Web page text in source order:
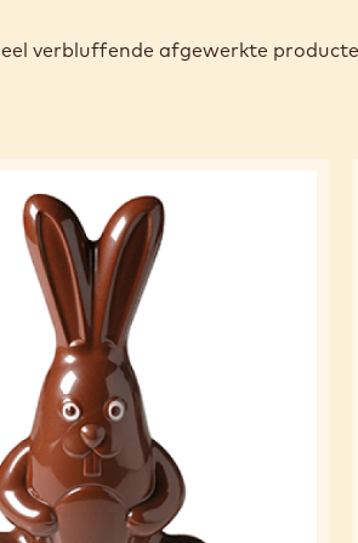
verbluffende afgewerkte